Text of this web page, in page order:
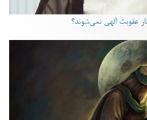
عقوبت الهی نمی‌شوند؟